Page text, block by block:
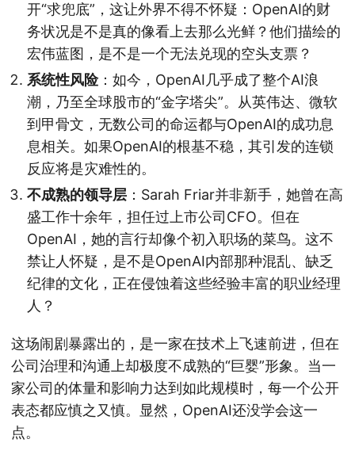
开“求兜底”，这让外界不得不怀疑：OpenAI的财
务状况是不是真的像看上去那么光鲜？他们描绘的
宏伟蓝图，是不是一个无法兑现的空头支票？
系统性风险：如今，OpenAI几乎成了整个AI浪
潮，乃至全球股市的“金字塔尖”。从英伟达、微软
到甲骨文，无数公司的命运都与OpenAI的成功息
息相关。如果OpenAI的根基不稳，其引发的连锁
反应将是灾难性的。
不成熟的领导层 ：Sarah Friar并非新手，她曾在高
盛工作十余年，担任过上市公司CFO。但在
OpenAI，她的言行却像个初入职场的菜鸟。这不
禁让人怀疑，是不是OpenAI内部那种混乱、缺乏
纪律的文化，正在侵蚀着这些经验丰富的职业经理
人？
这场闹剧暴露出的，是一家在技术上飞速前进，但在
公司治理和沟通上却极度不成熟的“巨婴”形象。当一
家公司的体量和影响力达到如此规模时，每一个公开
表态都应慎之又慎。显然，OpenAI还没学会这一
点。